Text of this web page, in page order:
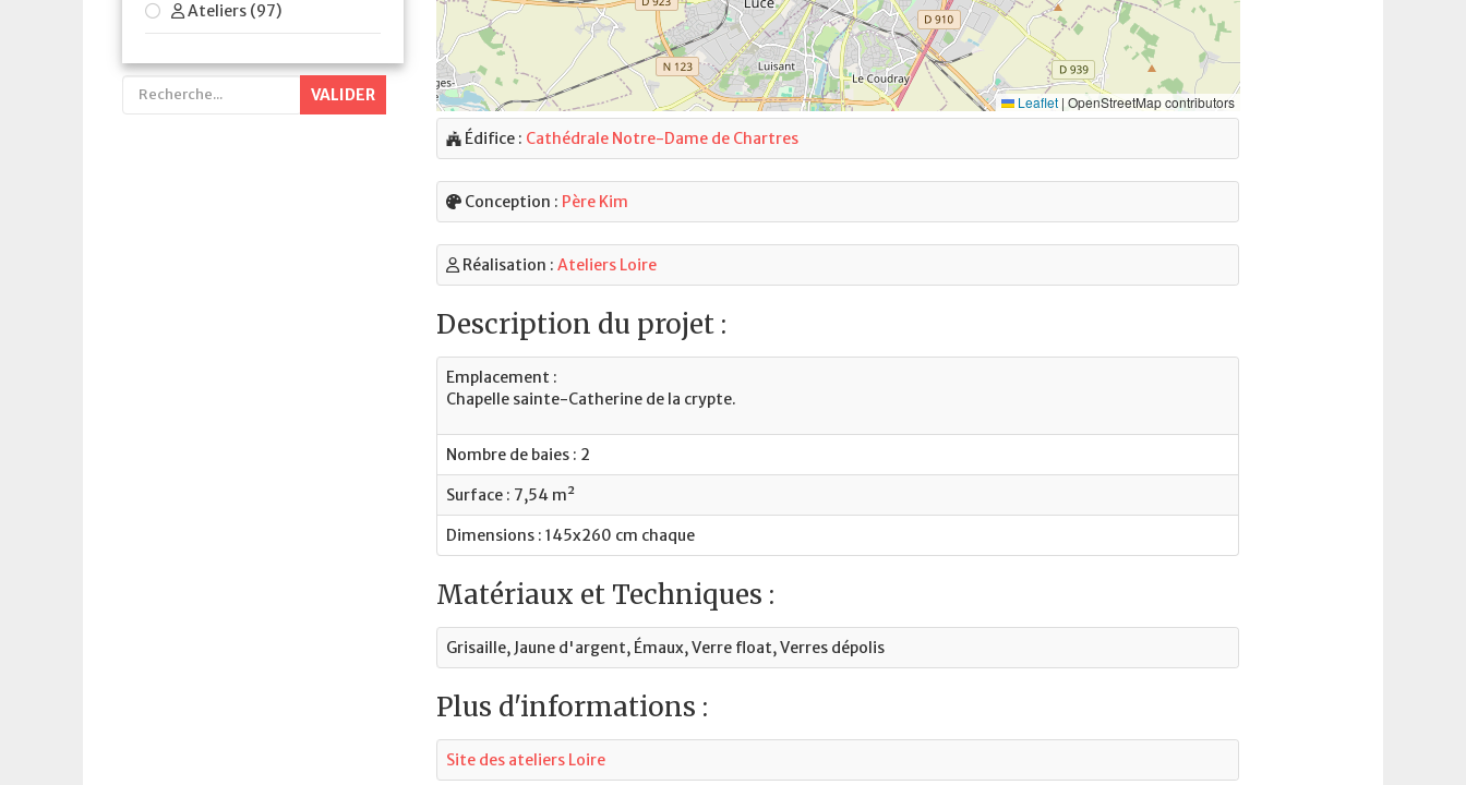
Ateliers (97)
VALIDER
Édifice : Cathédrale Notre-Dame de Chartres
Conception : Père Kim
Réalisation : Ateliers Loire
Description du projet :
Emplacement :
Chapelle sainte-Catherine de la crypte.
Nombre de baies : 2
Surface : 7,54 m²
Dimensions : 145x260 cm chaque
Matériaux et Techniques :
Grisaille, Jaune d'argent, Émaux, Verre float, Verres dépolis
Plus d'informations :
Site des ateliers Loire